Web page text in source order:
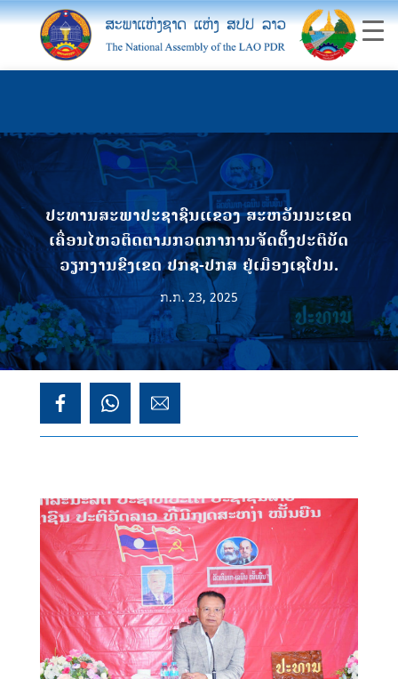
ປະທານສະພາປະຊາຊົນແຂວງ ສະຫວັນນະເຂດ
ເຄື່ອນໄຫວຕິດຕາມກວດກາການຈັດຕັ້ງປະຕິບັດ
ວຽກງານຂົງເຂດ ປກຊ-ປກສ ຢູ່ເມືອງເຊໂປນ.
ກ.ກ. 23, 2025